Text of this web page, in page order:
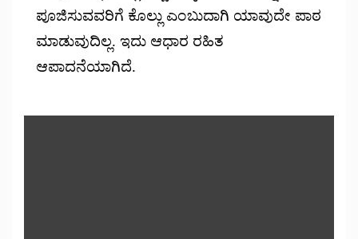
ಪೂಜಿಸುವವರಿಗೆ ಕೊಲ್ಲು ಎಂಬುದಾಗಿ ಯಾವುದೇ ಪಾಠ
ಮಾಡುವುದಿಲ್ಲ. ಇದು ಆಧಾರ ರಹಿತ
ಆಪಾದನೆಯಾಗಿದೆ.